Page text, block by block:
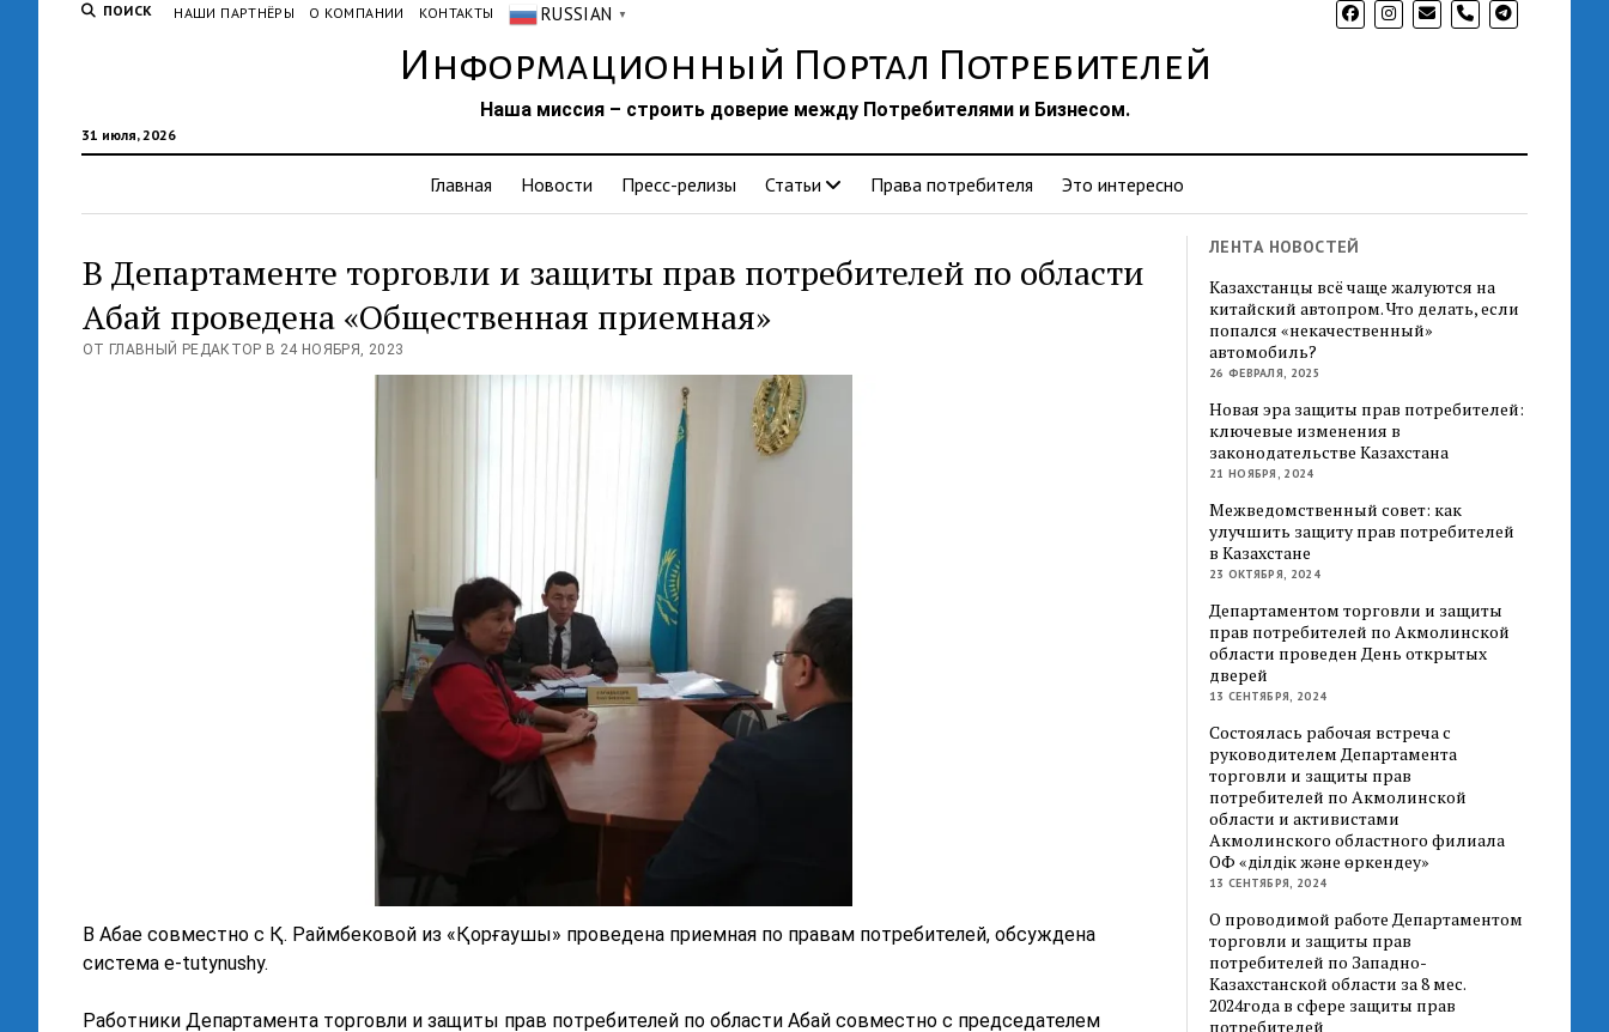
ПОИСК НАШИ ПАРТНЁРЫ О КОМПАНИИ КОНТАКТЫ RUSSIAN ▼ phone
Информационный Портал Потребителей
31 июля, 2026
Наша миссия – строить доверие между Потребителями и Бизнесом.
Главная Новости Пресс-релизы Статьи Права потребителя Это интересно
В Департаменте торговли и защиты прав потребителей по области
Абай проведена «Общественная приемная»
ОТ ГЛАВНЫЙ РЕДАКТОР В 24 НОЯБРЯ, 2023
В Абае совместно с Қ. Раймбековой из «Қорғаушы» проведена приемная по правам потребителей, обсуждена
система e-tutynushy.
Работники Департамента торговли и защиты прав потребителей по области Абай совместно с председателем
ЛЕНТА НОВОСТЕЙ
Казахстанцы всё чаще жалуются на
китайский автопром. Что делать, если
попался «некачественный»
автомобиль?
26 ФЕВРАЛЯ, 2025
Новая эра защиты прав потребителей:
ключевые изменения в
законодательстве Казахстана
21 НОЯБРЯ, 2024
Межведомственный совет: как
улучшить защиту прав потребителей
в Казахстане
23 ОКТЯБРЯ, 2024
Департаментом торговли и защиты
прав потребителей по Акмолинской
области проведен День открытых
дверей
13 СЕНТЯБРЯ, 2024
Состоялась рабочая встреча с
руководителем Департамента
торговли и защиты прав
потребителей по Акмолинской
области и активистами
Акмолинского областного филиала
ОФ «Әділдік және өркендеу»
13 СЕНТЯБРЯ, 2024
О проводимой работе Департаментом
торговли и защиты прав
потребителей по Западно-
Казахстанской области за 8 мес.
2024года в сфере защиты прав
потребителей